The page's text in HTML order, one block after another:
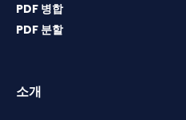
PDF 병합
PDF 분할
소개